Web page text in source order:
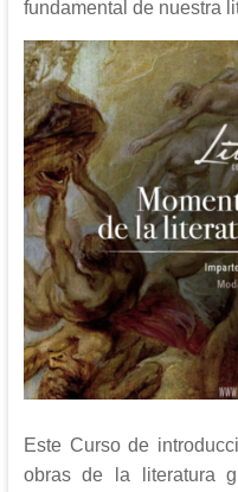
fundamental de nuestra
Este Curso de
obras de la literatura